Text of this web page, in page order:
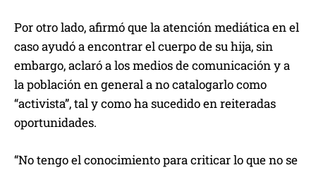
Por otro lado, afirmó que la atención mediática en el
caso ayudó a encontrar el cuerpo de su hija, sin
embargo, aclaró a los medios de comunicación y a
la población en general a no catalogarlo como
“activista”, tal y como ha sucedido en reiteradas
oportunidades.
“No tengo el conocimiento para criticar lo que no se